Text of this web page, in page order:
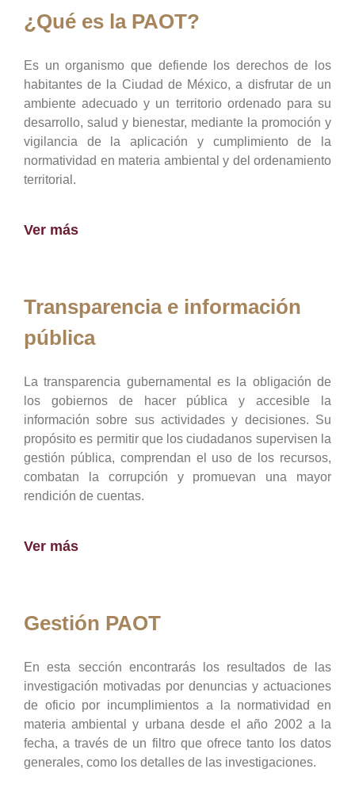
¿Qué es la PAOT?
Es un organismo que defiende los derechos de los
habitantes de la Ciudad de México, a disfrutar de un
ambiente adecuado y un territorio ordenado para su
desarrollo, salud y bienestar, mediante la promoción y
vigilancia de la aplicación y cumplimiento de la
normatividad en materia ambiental y del ordenamiento
territorial.
Ver más
Transparencia e información
pública
La transparencia gubernamental es la obligación de
los gobiernos de hacer pública y accesible la
información sobre sus actividades y decisiones. Su
propósito es permitir que los ciudadanos supervisen la
gestión pública, comprendan el uso de los recursos,
combatan la corrupción y promuevan una mayor
rendición de cuentas.
Ver más
Gestión PAOT
En esta sección encontrarás los resultados de las
investigación motivadas por denuncias y actuaciones
de oficio por incumplimientos a la normatividad en
materia ambiental y urbana desde el año 2002 a la
fecha, a través de un filtro que ofrece tanto los datos
generales, como los detalles de las investigaciones.